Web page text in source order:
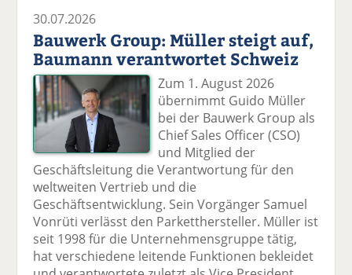
30.07.2026
Bauwerk Group: Müller steigt auf,
Baumann verantwortet Schweiz
Zum 1. August 2026
übernimmt Guido Müller
bei der Bauwerk Group als
Chief Sales Officer (CSO)
und Mitglied der
Geschäftsleitung die Verantwortung für den
weltweiten Vertrieb und die
Geschäftsentwicklung. Sein Vorgänger Samuel
Vonrüti verlässt den Parketthersteller. Müller ist
seit 1998 für die Unternehmensgruppe tätig,
hat verschiedene leitende Funktionen bekleidet